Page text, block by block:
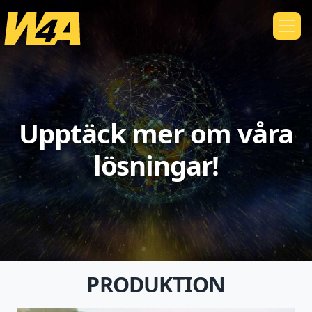
Upptäck mer om våra
lösningar!
PRODUKTION